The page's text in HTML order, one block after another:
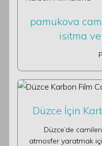
pamukova
isitma
Düzce İçin
Düzce’de
atmosfer yaratmak